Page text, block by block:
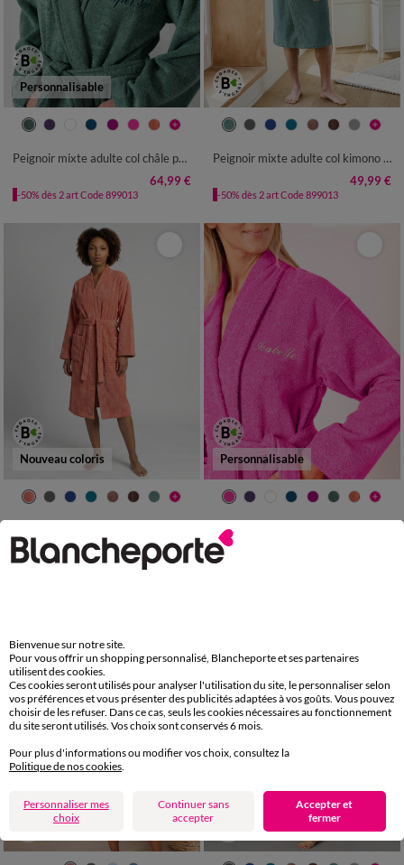
Personnalisable
34/36 38/40 42/44
46/48
Peignoir mixte adulte col châle personnalisé - éponge bouclette 380 g/m²
64,99 €
-50% dès 2 art Code 899013
34/36 38/40 42/44
46/48
Peignoir mixte adulte col kimono - éponge bouclette 380 g/m²
49,99 €
-50% dès 2 art Code 899013
Nouveau coloris
34/36 38/40 42/44
46/48
50/52 54/56
49,99 € *
Personnalisable
34/36 38/40 42/44
46/48
50/52 54/56
-50% dès 2 art Code 899013
Bienvenue sur notre site.
Pour vous offrir un shopping personnalisé, Blancheporte et ses partenaires
utilisent des cookies.
Ces cookies seront utilisés pour analyser l'utilisation du site, le personnaliser selon
vos préférences et vous présenter des publicités adaptées à vos goûts. Vous pouvez
choisir de les refuser. Dans ce cas, seuls les cookies nécessaires au fonctionnement
du site seront utilisés. Vos choix sont conservés 6 mois.
Pour plus d'informations ou modifier vos choix, consultez la
Politique de nos cookies
Personnaliser mes
choix
Continuer sans
accepter
Accepter et
fermer